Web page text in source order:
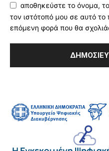
αποθηκεύστε το όνομα,
τον ιστότοπό μου σε αυτό
επόμενη φορά που θα